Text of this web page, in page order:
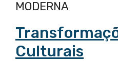
MODERNA
Culturais